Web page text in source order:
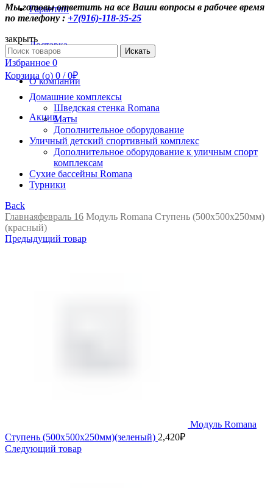
Гарантии
Доставка
О компании
Акции
Мы готовы ответить на все Ваши вопросы в рабочее время
по телефону : +7(916)-118-35-25
закрыть
Search
for:
Искать
Избранное 0
Корзина (o) 0 / 0₽
Домашние комплексы
Шведская стенка Romana
Маты
Дополнительное оборудование
Уличный детский спортивный комплекс
Дополнительное оборудование к уличным спорт
комплексам
Сухие бассейны Romana
Турники
Back
Главнаяфевраль 16 Модуль Romana Ступень (500х500х250мм)
(красный)
Предыдущий товар
Модуль Romana
Ступень (500х500х250мм)(зеленый) 2,420₽
Следующий товар